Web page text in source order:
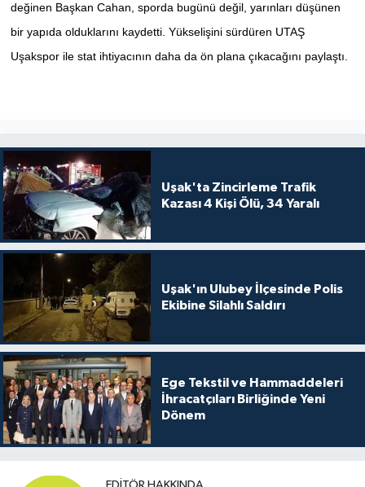
değinen Başkan Cahan, sporda bugünü değil, yarınları düşünen
bir yapıda olduklarını kaydetti. Yükselişini sürdüren UTAŞ
Uşakspor ile stat ihtiyacının daha da ön plana çıkacağını paylaştı.
Uşak'ta Zincirleme Trafik
Kazası 4 Kişi Ölü, 34 Yaralı
Uşak'ın Ulubey İlçesinde Polis
Ekibine Silahlı Saldırı
Ege Tekstil ve Hammaddeleri
İhracatçıları Birliğinde Yeni
Dönem